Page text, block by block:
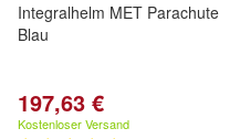
Integralhelm MET Parachute
Blau
197,63 €
Kostenloser Versand